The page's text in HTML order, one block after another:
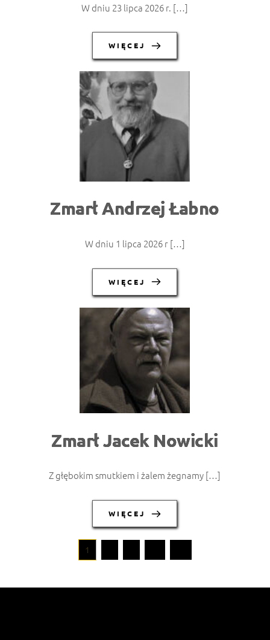
W dniu 23 lipca 2026 r. […]
WIĘCEJ
Zmarł Andrzej Łabno
W dniu 1 lipca 2026 r […]
WIĘCEJ
Zmarł Jacek Nowicki
Z głębokim smutkiem i żalem żegnamy […]
WIĘCEJ
1